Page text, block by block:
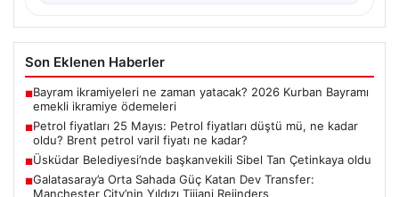
Son Eklenen Haberler
■Bayram ikramiyeleri ne zaman yatacak? 2026 Kurban Bayramı
emekli ikramiye ödemeleri
■Petrol fiyatları 25 Mayıs: Petrol fiyatları düştü mü, ne kadar
oldu? Brent petrol varil fiyatı ne kadar?
■Üsküdar Belediyesi’nde başkanvekili Sibel Tan Çetinkaya oldu
■Galatasaray’a Orta Sahada Güç Katan Dev Transfer:
Manchester City’nin Yıldızı Tijjani Reijnders